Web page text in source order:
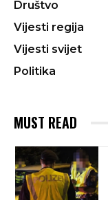
Društvo
Vijesti regija
Vijesti svijet
Politika
MUST READ